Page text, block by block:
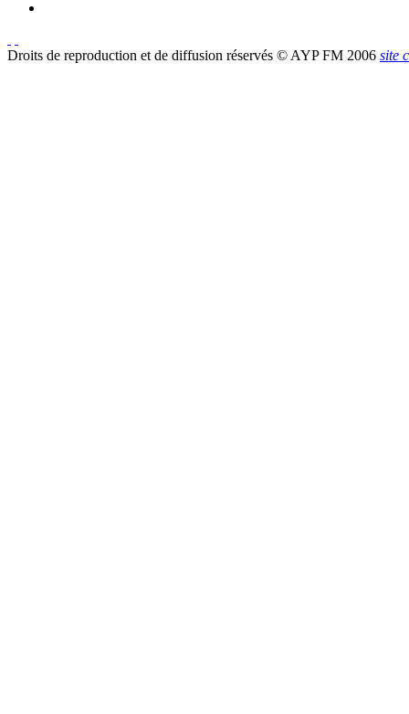
Droits de reproduction et de diffusion réservés © AYP FM 2006 site